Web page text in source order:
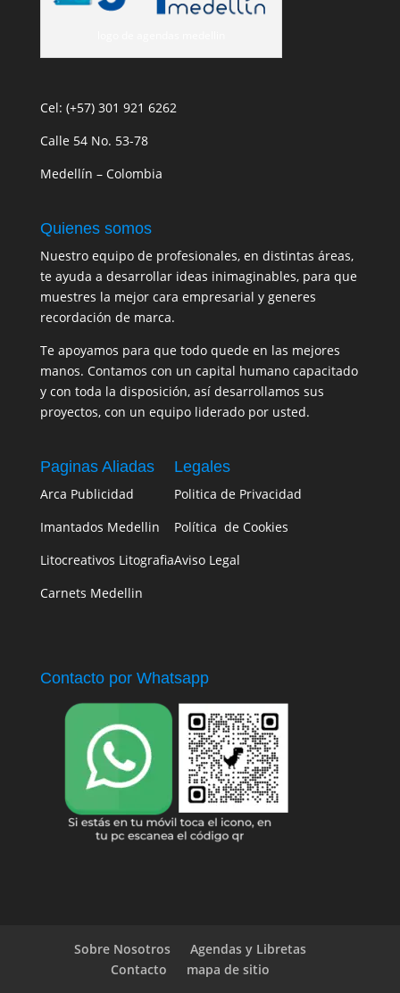
Cel: (+57) 301 921 6262
Calle 54 No. 53-78
Medellín – Colombia
Quienes somos
Nuestro equipo de profesionales, en distintas áreas,
te ayuda a desarrollar ideas inimaginables, para que
muestres la mejor cara empresarial y generes
recordación de marca.
Te apoyamos para que todo quede en las mejores
manos. Contamos con un capital humano capacitado
y con toda la disposición, así desarrollamos sus
proyectos, con un equipo liderado por usted.
Paginas Aliadas
Arca Publicidad
Imantados Medellin
Litocreativos Litografia
Carnets Medellin
Legales
Politica de Privacidad
Política de Cookies
Aviso Legal
Contacto por Whatsapp
Sobre Nosotros
Agendas y Libretas
Contacto
mapa de sitio